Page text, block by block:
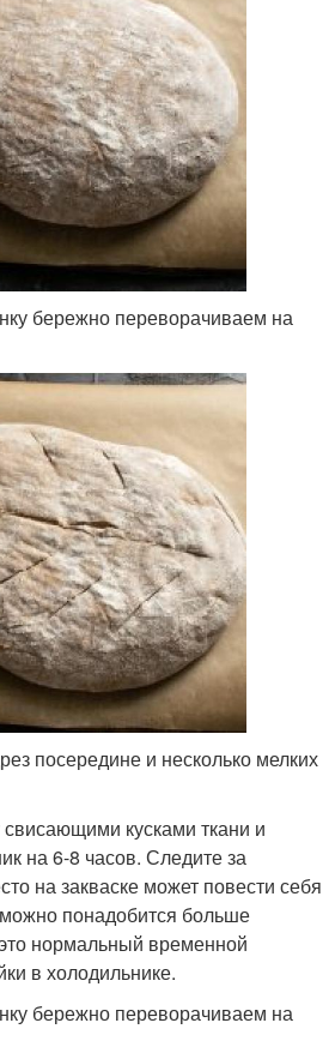
бережно переворачиваем на
посередине и несколько мелких
кусками ткани и
на 6-8 часов. Следите за
на закваске может повести себя
понадобится больше
нормальный временной
в холодильнике.
бережно переворачиваем на